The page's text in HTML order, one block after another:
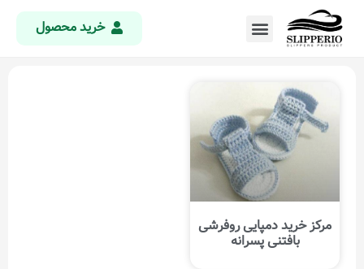
خرید محصول
مرکز خرید دمپایی روفرشی
بافتنی پسرانه